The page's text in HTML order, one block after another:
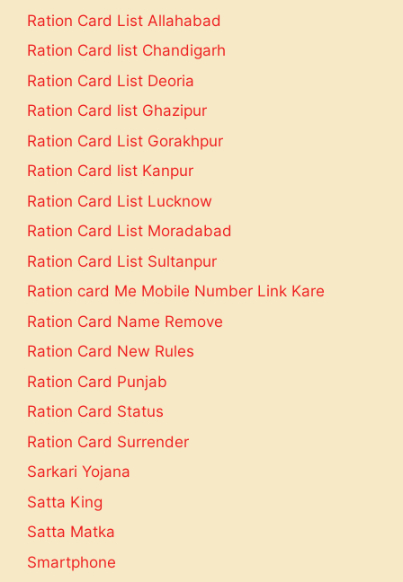
Ration Card List Allahabad
Ration Card list Chandigarh
Ration Card List Deoria
Ration Card list Ghazipur
Ration Card List Gorakhpur
Ration Card list Kanpur
Ration Card List Lucknow
Ration Card List Moradabad
Ration Card List Sultanpur
Ration card Me Mobile Number Link Kare
Ration Card Name Remove
Ration Card New Rules
Ration Card Punjab
Ration Card Status
Ration Card Surrender
Sarkari Yojana
Satta King
Satta Matka
Smartphone